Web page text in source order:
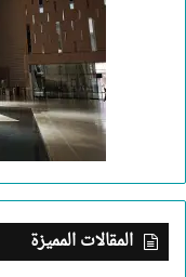
المقالات المميزة